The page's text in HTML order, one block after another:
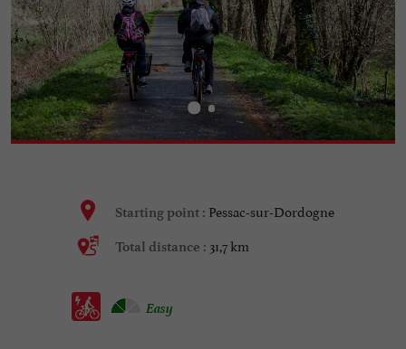
Starting point : Pessac-sur-Dordogne
Total distance : 31,7 km
Easy